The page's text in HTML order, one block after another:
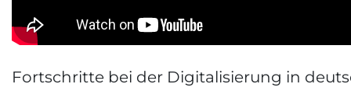
Fortschritte bei der Digitalisierung in